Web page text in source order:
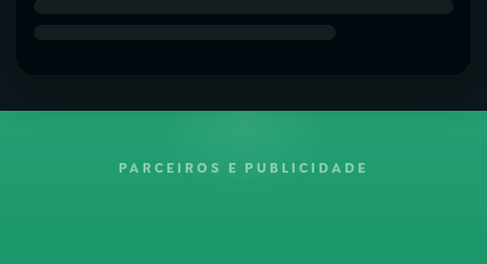
PARCEIROS E PUBLICIDADE